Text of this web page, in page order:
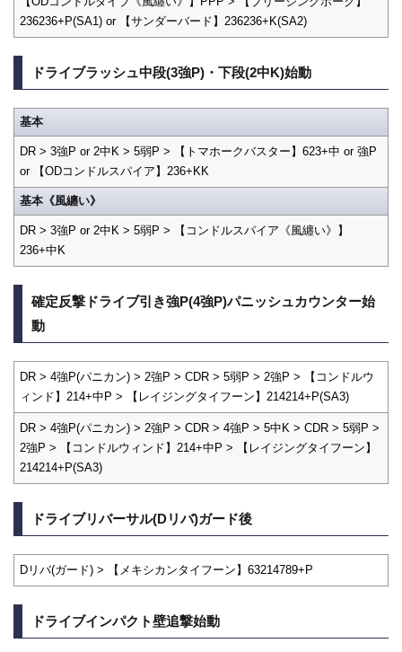
236236+P(SA1) or 【サンダーバード】236236+K(SA2)
ドライブラッシュ中段(3強P)・下段(2中K)始動
基本
DR > 3強P or 2中K > 5弱P > 【トマホークバスター】623+中 or 強P
or 【ODコンドルスパイア】236+KK
基本《風纏い》
DR > 3強P or 2中K > 5弱P > 【コンドルスパイア《風纏い》】
236+中K
確定反撃ドライブ引き強P(4強P)パニッシュカウンター始
動
DR > 4強P(パニカン) > 2強P > CDR > 5弱P > 2強P > 【コンドルウ
ィンド】214+中P > 【レイジングタイフーン】214214+P(SA3)
DR > 4強P(パニカン) > 2強P > CDR > 4強P > 5中K > CDR > 5弱P >
2強P > 【コンドルウィンド】214+中P > 【レイジングタイフーン】
214214+P(SA3)
ドライブリバーサル(Dリバ)ガード後
Dリバ(ガード) > 【メキシカンタイフーン】63214789+P
ドライブインパクト壁追撃始動